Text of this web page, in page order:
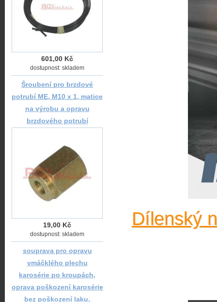
Dílenský
601,00 Kč
dostupnost: skladem
Šroubení pro brzdové
potrubí ME, M10 x 1, matice
na výrobu a opravu
brzdového potrubí
19,00 Kč
dostupnost: skladem
souprava pro opravu
vmáčklého plechu
karosérie po kroupách,
oprava poškození karosérie
bez poškození laku,